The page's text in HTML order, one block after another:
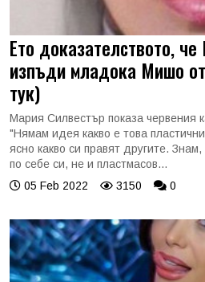
Ето доказателството,
изпъди младока Мишо
тук)
Мария Силвестър показа червения
"Нямам идея какво е това
ясно какво си правят другите.
по себе си, не и пластмасов...
05 Feb 2022
3150 0